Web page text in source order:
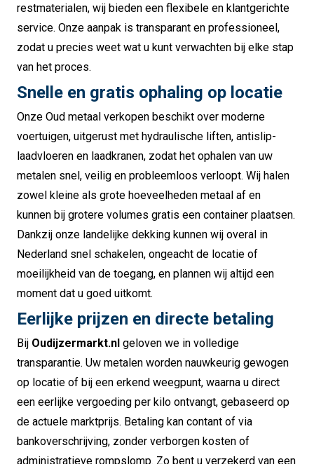
restmaterialen, wij bieden een flexibele en klantgerichte
service. Onze aanpak is transparant en professioneel,
zodat u precies weet wat u kunt verwachten bij elke stap
van het proces.
Snelle en gratis ophaling op locatie
Onze Oud metaal verkopen beschikt over moderne
voertuigen, uitgerust met hydraulische liften, antislip-
laadvloeren en laadkranen, zodat het ophalen van uw
metalen snel, veilig en probleemloos verloopt. Wij halen
zowel kleine als grote hoeveelheden metaal af en
kunnen bij grotere volumes gratis een container plaatsen.
Dankzij onze landelijke dekking kunnen wij overal in
Nederland snel schakelen, ongeacht de locatie of
moeilijkheid van de toegang, en plannen wij altijd een
moment dat u goed uitkomt.
Eerlijke prijzen en directe betaling
Bij Oudijzermarkt.nl geloven we in volledige
transparantie. Uw metalen worden nauwkeurig gewogen
op locatie of bij een erkend weegpunt, waarna u direct
een eerlijke vergoeding per kilo ontvangt, gebaseerd op
de actuele marktprijs. Betaling kan contant of via
bankoverschrijving, zonder verborgen kosten of
administratieve rompslomp. Zo bent u verzekerd van een